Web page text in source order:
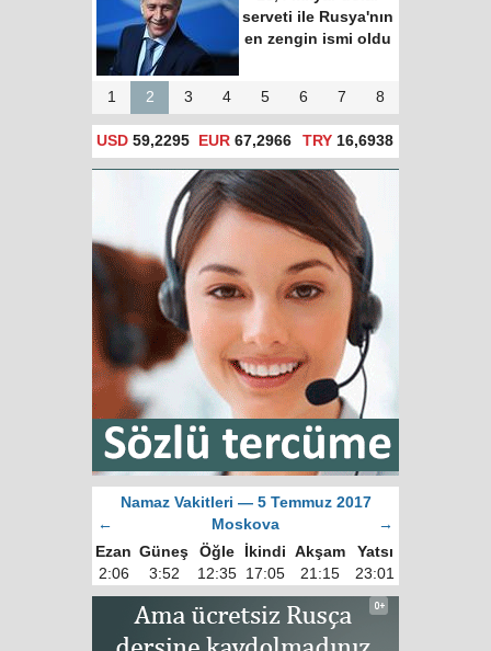
serveti ile Rusya'nın
en zengin ismi oldu
1 2 3 4 5 6 7 8
USD 59,2295 EUR 67,2966 TRY16,6938
Namaz Vakitleri — 5 Temmuz 2017
←
Moskova
→
Ezan Güneş Öğle İkindi Akşam
Yatsı
2:06
3:52 12:35 17:05 21:15 23:01